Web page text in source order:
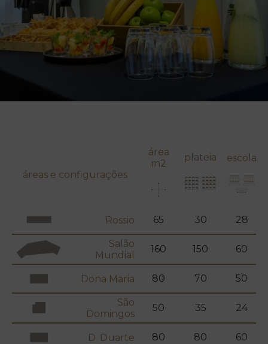
áreas e configurações
área
m2
plateia escola
Rossio 65 30 28
Salão
Mundial
160 150 60
Dona Maria 80 70 50
São
Domingos
50 35 24
D. Duarte 80 80 60